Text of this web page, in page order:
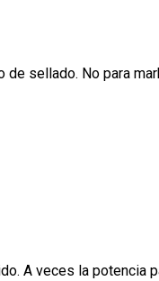
sellado. No para
A veces la potencia